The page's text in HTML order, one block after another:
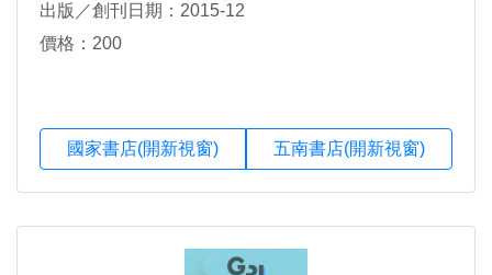
出版／創刊日期：2015-12
價格：200
國家書店(開新視窗) 五南書店(開新視窗)